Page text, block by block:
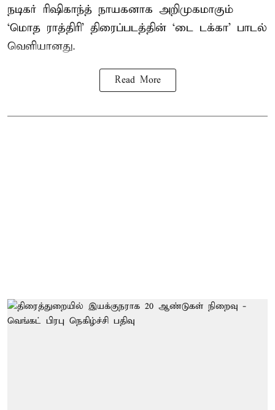
நடிகர் ரிஷிகாந்த் நாயகனாக அறிமுகமாகும்
‘மொத ராத்திரி’ திரைப்படத்தின் ‘டை டக்கா’ பாடல்
வெளியானது.
Read More